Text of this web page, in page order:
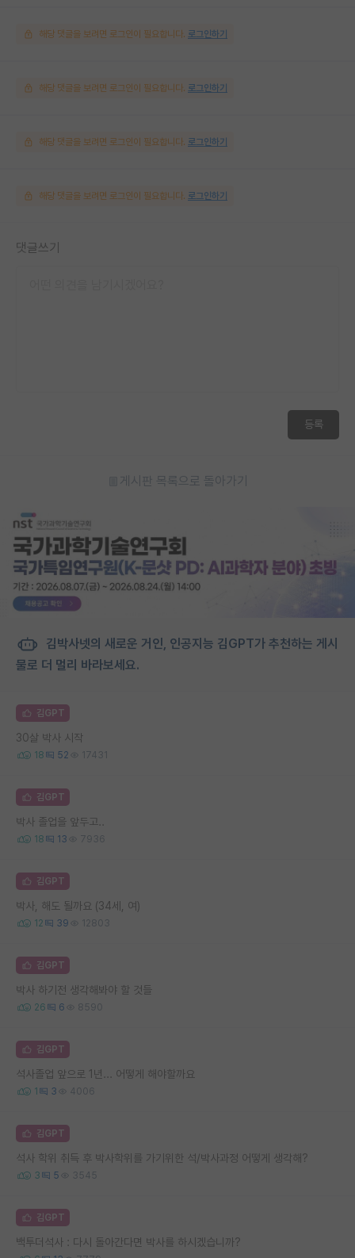
해당 댓글을 보려면 로그인이 필요합니다. 로그인하기
해당 댓글을 보려면 로그인이 필요합니다. 로그인하기
해당 댓글을 보려면 로그인이 필요합니다. 로그인하기
해당 댓글을 보려면 로그인이 필요합니다. 로그인하기
댓글쓰기
등록
게시판 목록으로 돌아가기
김박사넷의 새로운 거인, 인공지능 김GPT가 추천하는 게시
물로 더 멀리 바라보세요.
김GPT
30살 박사 시작
18 52 17431
김GPT
박사 졸업을 앞두고..
18 13 7936
김GPT
박사, 해도 될까요 (34세, 여)
12 39 12803
김GPT
박사 하기전 생각해봐야 할 것들
26 6 8590
김GPT
석사졸업 앞으로 1년... 어떻게 해야할까요
1 3 4006
김GPT
석사 학위 취득 후 박사학위를 가기위한 석/박사과정 어떻게 생각해?
3 5 3545
김GPT
백투더석사 : 다시 돌아간다면 박사를 하시겠습니까?